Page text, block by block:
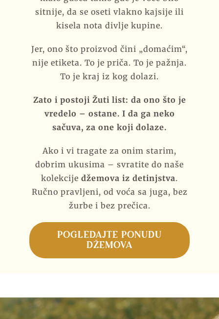
sitnije, da se oseti vlakno kajsije ili
kisela nota divlje kupine.
Jer, ono što proizvod čini „domaćim“,
nije etiketa. To je priča. To je pažnja.
To je kraj iz kog dolazi.
Zato i postoji Žuti list: da ono što je
vredelo – ostane. I da ga neko
sačuva, za one koji dolaze.
Ako i vi tragate za onim starim,
dobrim ukusima – svratite do naše
kolekcije džemova iz detinjstva.
Ručno pravljeni, od voća sa juga, bez
žurbe i bez prečica.
POGLEDAJTE PONUDU
DŽEMOVA